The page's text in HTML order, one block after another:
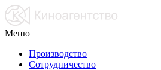
Меню
Производство
Сотрудничество